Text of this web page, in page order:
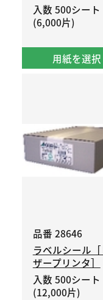
入数 500シート
(6,000片)
用紙を選択
品番 28646
ラベルシール
ザープリンタ］
入数 500シート
(12,000片)